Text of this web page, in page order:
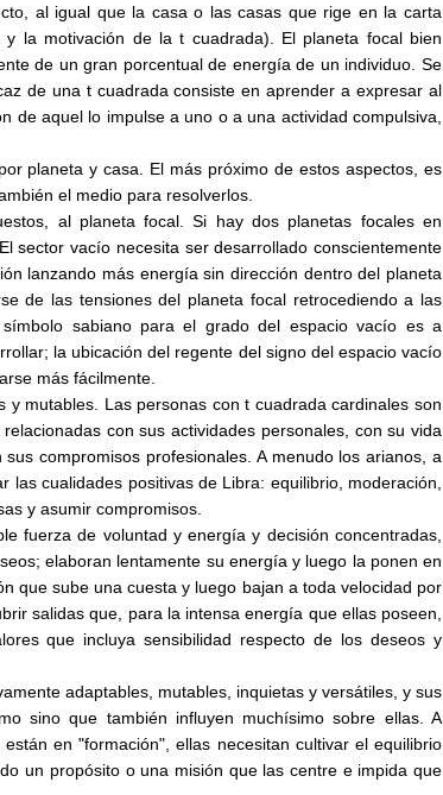
al igual que la casa o las casas que rige en la carta
la motivación de la t cuadrada). El planeta focal bien
de un gran porcentual de energía de un individuo. Se
de una t cuadrada consiste en aprender a expresar al
de aquel lo impulse a uno o a una actividad compulsiva,
planeta y casa. El más próximo de estos aspectos, es
el medio para resolverlos.
al planeta focal. Si hay dos planetas focales en
sector vacío necesita ser desarrollado conscientemente
lanzando más energía sin dirección dentro del planeta
de las tensiones del planeta focal retrocediendo a las
sabiano para el grado del espacio vacío es a
la ubicación del regente del signo del espacio vacío
más fácilmente.
mutables. Las personas con t cuadrada cardinales son
con sus actividades personales, con su vida
compromisos profesionales. A menudo los arianos, a
cualidades positivas de Libra: equilibrio, moderación,
y asumir compromisos.
fuerza de voluntad y energía y decisión concentradas,
elaboran lentamente su energía y luego la ponen en
que sube una cuesta y luego bajan a toda velocidad por
salidas que, para la intensa energía que ellas poseen,
que incluya sensibilidad respecto de los deseos y
adaptables, mutables, inquietas y versátiles, y sus
sino que también influyen muchísimo sobre ellas. A
en "formación", ellas necesitan cultivar el equilibrio
un propósito o una misión que las centre e impida que